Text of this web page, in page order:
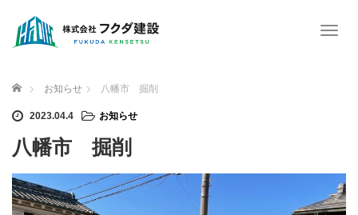
T
i
g
a
ホーム お知らせ 八幡市 掘削
2023.04.4 お知らせ
八幡市 掘削